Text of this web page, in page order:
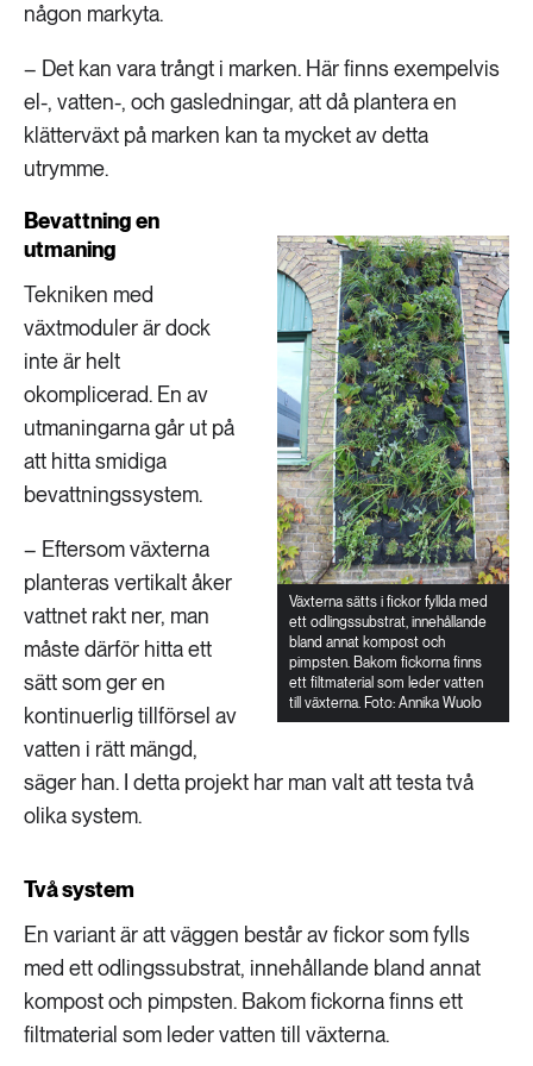
någon markyta.
– Det kan vara trångt i marken. Här finns exempelvis
el-, vatten-, och gasledningar, att då plantera en
klätterväxt på marken kan ta mycket av detta
utrymme.
Växterna sätts i fickor fyllda med
ett odlingssubstrat, innehållande
bland annat kompost och
pimpsten. Bakom fickorna finns
ett filtmaterial som leder vatten
till växterna. Foto: Annika Wuolo
Bevattning en
utmaning
Tekniken med
växtmoduler är dock
inte är helt
okomplicerad. En av
utmaningarna går ut på
att hitta smidiga
bevattningssystem.
– Eftersom växterna
planteras vertikalt åker
vattnet rakt ner, man
måste därför hitta ett
sätt som ger en
kontinuerlig tillförsel av
vatten i rätt mängd,
säger han. I detta projekt har man valt att testa två
olika system.
Två system
En variant är att väggen består av fickor som fylls
med ett odlingssubstrat, innehållande bland annat
kompost och pimpsten. Bakom fickorna finns ett
filtmaterial som leder vatten till växterna.